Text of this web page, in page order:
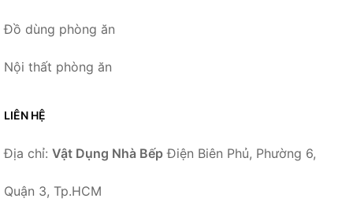
Đồ dùng phòng ăn
Nội thất phòng ăn
LIÊN HỆ
Địa chỉ: Vật Dụng Nhà Bếp Điện Biên Phủ, Phường 6,
Quận 3, Tp.HCM